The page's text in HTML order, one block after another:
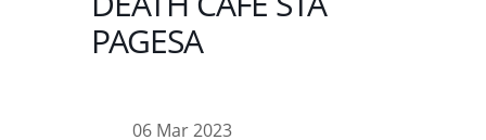
PAGESA
06 Mar 2023